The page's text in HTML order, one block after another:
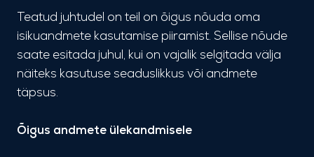
Teatud juhtudel on teil on õigus nõuda oma
isikuandmete kasutamise piiramist. Sellise nõude
saate esitada juhul, kui on vajalik selgitada välja
näiteks kasutuse seaduslikkus või andmete
täpsus.
Õigus andmete ülekandmisele